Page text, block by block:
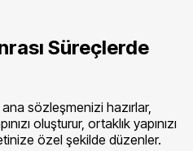
Süreçlerde
sözleşmenizi hazırlar,
oluşturur, ortaklık yapınızı
özel şekilde düzenler.